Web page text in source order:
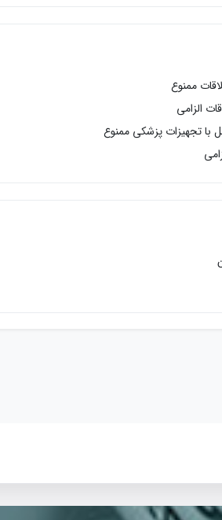
ممنوع
الزامی
با تجهیزات پزشکی ممنوع